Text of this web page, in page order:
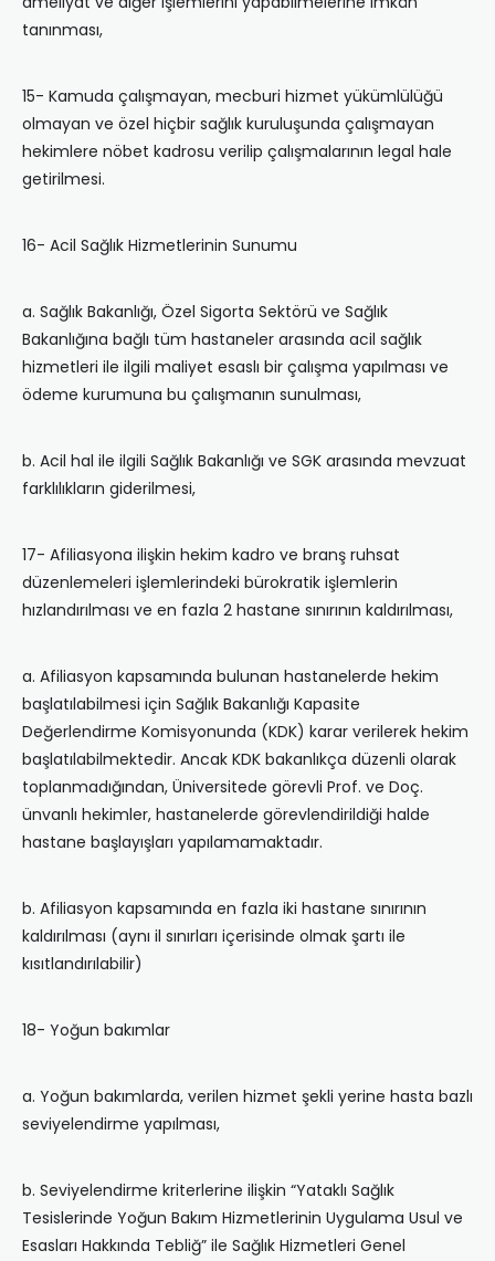
tanınması,
15- Kamuda çalışmayan, mecburi hizmet yükümlülüğü
olmayan ve özel hiçbir sağlık kuruluşunda çalışmayan
hekimlere nöbet kadrosu verilip çalışmalarının legal hale
getirilmesi.
16- Acil Sağlık Hizmetlerinin Sunumu
a. Sağlık Bakanlığı, Özel Sigorta Sektörü ve Sağlık
Bakanlığına bağlı tüm hastaneler arasında acil sağlık
hizmetleri ile ilgili maliyet esaslı bir çalışma yapılması ve
ödeme kurumuna bu çalışmanın sunulması,
b. Acil hal ile ilgili Sağlık Bakanlığı ve SGK arasında mevzuat
farklılıkların giderilmesi,
17- Afiliasyona ilişkin hekim kadro ve branş ruhsat
düzenlemeleri işlemlerindeki bürokratik işlemlerin
hızlandırılması ve en fazla 2 hastane sınırının kaldırılması,
a. Afiliasyon kapsamında bulunan hastanelerde hekim
başlatılabilmesi için Sağlık Bakanlığı Kapasite
Değerlendirme Komisyonunda (KDK) karar verilerek hekim
başlatılabilmektedir. Ancak KDK bakanlıkça düzenli olarak
toplanmadığından, Üniversitede görevli Prof. ve Doç.
ünvanlı hekimler, hastanelerde görevlendirildiği halde
hastane başlayışları yapılamamaktadır.
b. Afiliasyon kapsamında en fazla iki hastane sınırının
kaldırılması (aynı il sınırları içerisinde olmak şartı ile
kısıtlandırılabilir)
18- Yoğun bakımlar
a. Yoğun bakımlarda, verilen hizmet şekli yerine hasta bazlı
seviyelendirme yapılması,
b. Seviyelendirme kriterlerine ilişkin “Yataklı Sağlık
Tesislerinde Yoğun Bakım Hizmetlerinin Uygulama Usul ve
Esasları Hakkında Tebliğ” ile Sağlık Hizmetleri Genel